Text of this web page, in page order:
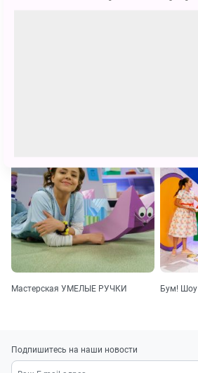
Мастерская УМЕЛЫЕ РУЧКИ Бум! Шоу
Подпишитесь на наши новости